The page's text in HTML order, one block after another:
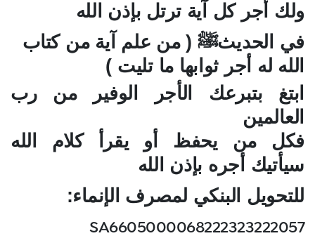
ولك أجر كل آية ترتل بإذن الله
في الحديثﷺ ( من علم آية من كتاب
الله له أجر ثوابها ما تليت )
ابتغ بتبرعك الأجر الوفير من رب
العالمين
فكل من يحفظ أو يقرأ كلام الله
سيأتيك أجره بإذن الله
للتحويل البنكي لمصرف الإنماء:
SA6605000068222323222057